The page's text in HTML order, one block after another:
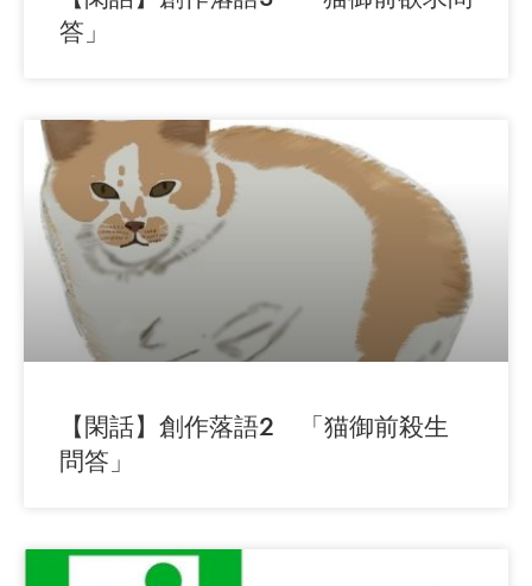
答」
【閑話】創作落語2 「猫御前殺生
問答」